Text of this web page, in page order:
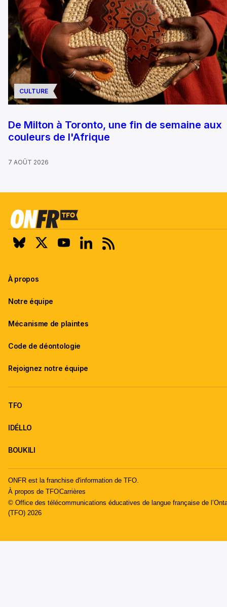
CULTURE
De Milton à Toronto, une fin de semaine aux
couleurs de l'Afrique
7 AOÛT 2026
À propos
Notre équipe
Mécanisme de plaintes
Code de déontologie
Rejoignez notre équipe
TFO
IDÉLLO
BOUKILI
ONFR est la franchise d'information de TFO.
À propos de TFOCarrières
© Office des télécommunications éducatives de langue française de
(TFO) 2026